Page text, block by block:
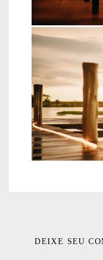
DEIXE SEU